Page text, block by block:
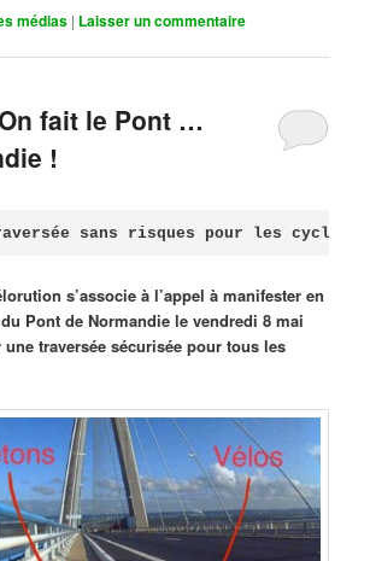
médias | Laisser un commentaire
fait le Pont …
!
sans risques pour les
s’associe à l’appel à manifester en
Pont de Normandie le vendredi 8 mai
traversée sécurisée pour tous les